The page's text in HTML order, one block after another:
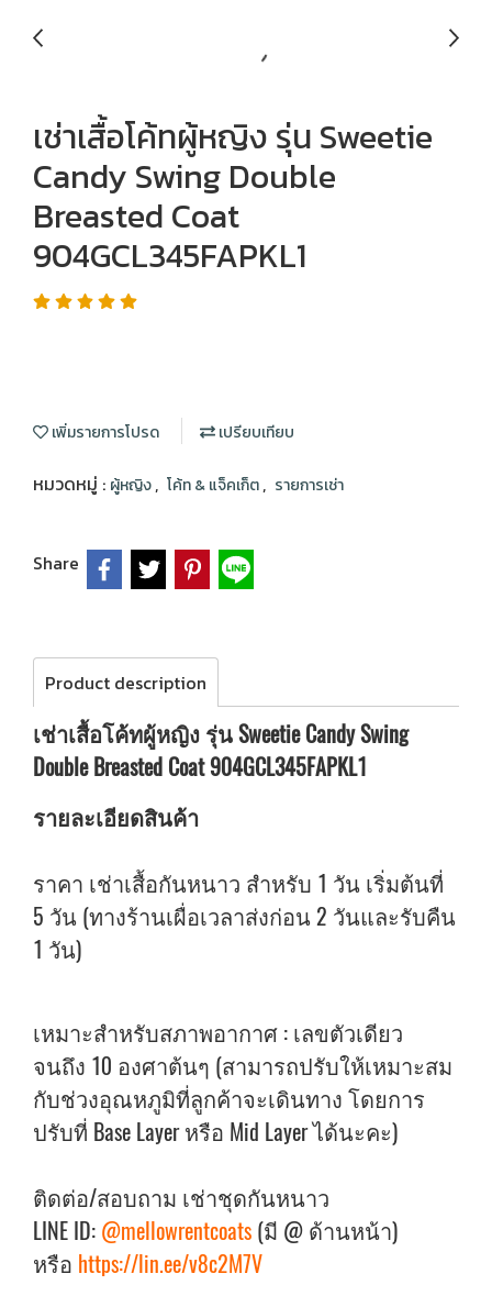
เช่าเสื้อโค้ทผู้หญิง รุ่น Sweetie
Candy Swing Double
Breasted Coat
904GCL345FAPKL1
เพิ่มรายการโปรด เปรียบเทียบ
หมวดหมู่ : ผู้หญิง, โค้ท & แจ็คเก็ต, รายการเช่า
Share
Product description
เช่าเสื้อโค้ทผู้หญิง รุ่น Sweetie Candy Swing
Double Breasted Coat 904GCL345FAPKL1
รายละเอียดสินค้า
ราคา เช่าเสื้อกันหนาว สำหรับ 1 วัน เริ่มต้นที่
5 วัน (ทางร้านเผื่อเวลาส่งก่อน 2 วันและรับคืน
1 วัน)
เหมาะสำหรับสภาพอากาศ : เลขตัวเดียว
จนถึง 10 องศาต้นๆ (สามารถปรับให้เหมาะสม
กับช่วงอุณหภูมิที่ลูกค้าจะเดินทาง โดยการ
ปรับที่ Base Layer หรือ Mid Layer ได้นะคะ)
ติดต่อ/สอบถาม เช่าชุดกันหนาว
LINE ID: @mellowrentcoats (มี @ ด้านหน้า)
หรือ https://lin.ee/v8c2M7V